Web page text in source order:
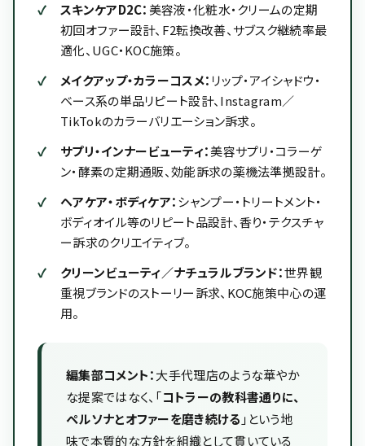
スキンケアD2C：美容液・化粧水・クリームの定期
初回オファー設計、F2転換改善、サブスク継続率最
適化、UGC・KOC施策。
メイクアップ・カラーコスメ： リップ・アイシャドウ・
ベース系の単品リピート設計、Instagram／
TikTokのカラーバリエーション訴求。
サプリ・インナービューティ：美容サプリ・コラーゲ
ン・酵素の定期通販、効能訴求の薬機法準拠設計。
ヘアケア・ボディケア：シャンプー・トリートメント・
ボディオイル等のリピート品設計、香り・テクスチャ
ー訴求のクリエイティブ。
クリーンビューティ／ナチュラルブランド：世界観
重視ブランドのストーリー訴求、KOC施策中心の運
用。
編集部コメント：大手代理店のような華やか
な提案ではなく、「コトラーの教科書通りに、
ペルソナとオファーを磨き続ける 」という地
味で本質的な方針を組織として貫いている